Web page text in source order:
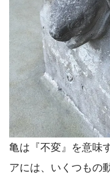
亀は『不変』を意味
アには、いくつもの